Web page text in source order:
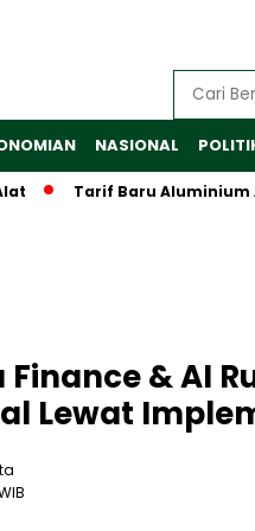
NASIONAL
Tarif Baru Aluminium
& AI
Lewat